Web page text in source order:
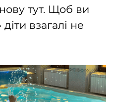
тут. Щоб ви
взагалі не